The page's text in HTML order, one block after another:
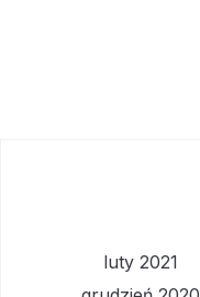
luty 2021